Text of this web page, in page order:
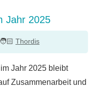
Jahr 2025
Thordis
Jahr 2025 bleibt
Zusammenarbeit und